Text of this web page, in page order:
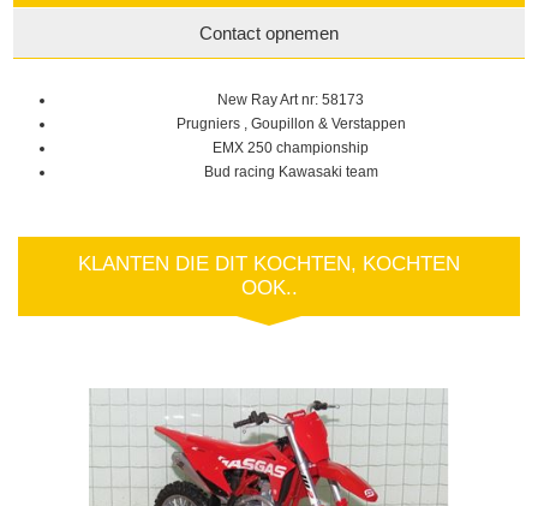
Contact opnemen
New Ray Art nr: 58173
Prugniers , Goupillon & Verstappen
EMX 250 championship
Bud racing Kawasaki team
KLANTEN DIE DIT KOCHTEN, KOCHTEN
OOK..